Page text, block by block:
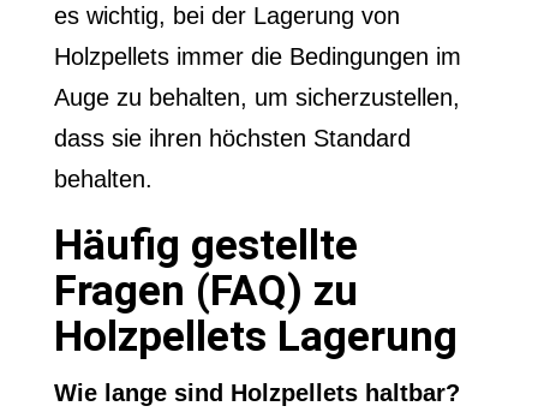
es wichtig, bei der Lagerung von
Holzpellets immer die Bedingungen im
Auge zu behalten, um sicherzustellen,
dass sie ihren höchsten Standard
behalten.
Häufig gestellte
Fragen (FAQ) zu
Holzpellets Lagerung
Wie lange sind Holzpellets haltbar?